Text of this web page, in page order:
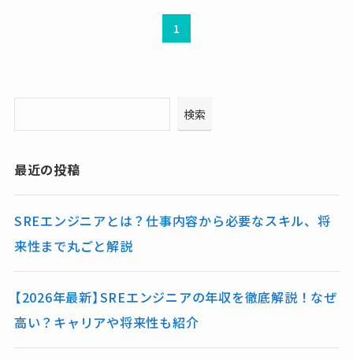
1
検索
最近の投稿
SREエンジニアとは？仕事内容から必要なスキル、将
来性まで丸ごと解説
【2026年最新】SREエンジニアの年収を徹底解説！なぜ
高い？キャリアや将来性も紹介